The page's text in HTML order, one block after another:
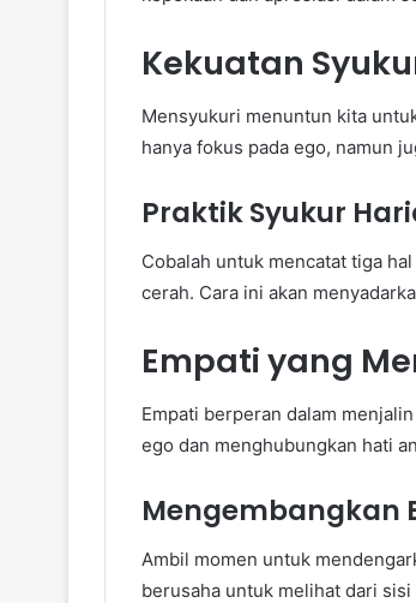
Kekuatan
Mensyukuri menuntun kita
hanya fokus pada ego, namun
Praktik Syukur
Cobalah untuk mencatat tiga
cerah. Cara ini akan
Empati yang
Empati berperan dalam
ego dan menghubungkan hati
Mengembangkan
Ambil momen untuk
berusaha untuk melihat dari sisi